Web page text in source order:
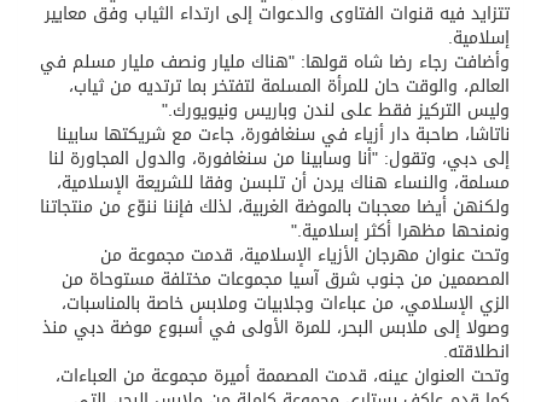
تتزايد فيه قنوات الفتاوى والدعوات إلى ارتداء الثياب وفق معايير
إسلامية.
وأضافت رجاء رضا شاه قولها: "هناك مليار ونصف مليار مسلم في
العالم، والوقت حان للمرأة المسلمة لتفتخر بما ترتديه من ثياب،
وليس التركيز فقط على لندن وباريس ونيويورك."
ناتاشا، صاحبة دار أزياء في سنغافورة، جاءت مع شريكتها سابينا
إلى دبي، وتقول: "أنا وسابينا من سنغافورة، والدول المجاورة لنا
مسلمة، والنساء هناك يردن أن تلبسن وفقا للشريعة الإسلامية،
ولكنهن أيضا معجبات بالموضة الغربية، لذلك فإننا ننوّع من منتجاتنا
ونمنحها مظهرا أكثر إسلامية."
وتحت عنوان مهرجان الأزياء الإسلامية، قدمت مجموعة من
المصممين من جنوب شرق آسيا مجموعات مختلفة مستوحاة من
الزي الإسلامي، من عباءات وجلابيات وملابس خاصة بالمناسبات،
وصولا إلى ملابس البحر، للمرة الأولى في أسبوع موضة دبي منذ
انطلاقته.
وتحت العنوان عينه، قدمت المصممة أميرة مجموعة من العباءات،